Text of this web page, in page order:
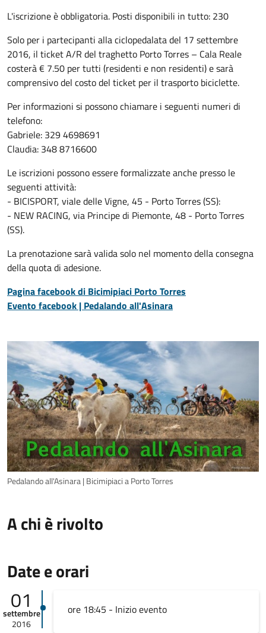
L'iscrizione è obbligatoria. Posti disponibili in tutto: 230
Solo per i partecipanti alla ciclopedalata del 17 settembre
2016, il ticket A/R del traghetto Porto Torres – Cala Reale
costerà € 7.50 per tutti (residenti e non residenti) e sarà
comprensivo del costo del ticket per il trasporto biciclette.
Per informazioni si possono chiamare i seguenti numeri di
telefono:
Gabriele: 329 4698691
Claudia: 348 8716600
Le iscrizioni possono essere formalizzate anche presso le
seguenti attività:
- BICISPORT, viale delle Vigne, 45 - Porto Torres (SS):
- NEW RACING, via Principe di Piemonte, 48 - Porto Torres
(SS).
La prenotazione sarà valida solo nel momento della consegna
della quota di adesione.
Pagina facebook di Bicimipiaci Porto Torres
Evento facebook | Pedalando all'Asinara
Pedalando all'Asinara | Bicimipiaci a Porto Torres
A chi è rivolto
Date e orari
01
settembre
2016
ore 18:45 - Inizio evento